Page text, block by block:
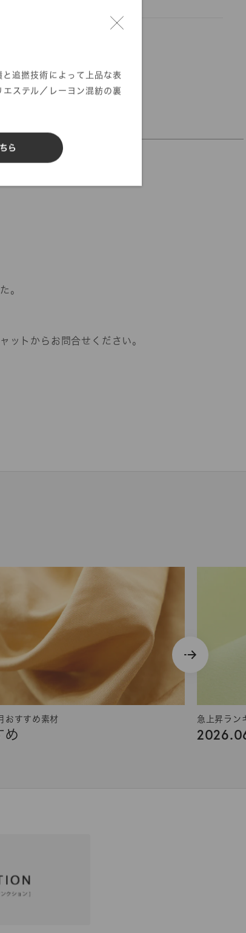
追撚技術によって上品な表
ステル／レーヨン混紡の裏
ら
。
ットからお問合せください。
おすすめ素材
め
急上昇ラン